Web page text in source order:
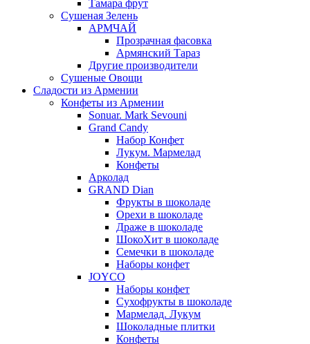
Тамара фрут
Сушеная Зелень
АРМЧАЙ
Прозрачная фасовка
Армянский Тараз
Другие производители
Сушеные Овощи
Сладости из Армении
Конфеты из Армении
Sonuar. Mark Sevouni
Grand Candy
Набор Конфет
Лукум. Мармелад
Конфеты
Арколад
GRAND Dian
Фрукты в шоколаде
Орехи в шоколаде
Драже в шоколаде
ШокоХит в шоколаде
Семечки в шоколаде
Наборы конфет
JOYCO
Наборы конфет
Сухофрукты в шоколаде
Мармелад. Лукум
Шоколадные плитки
Конфеты